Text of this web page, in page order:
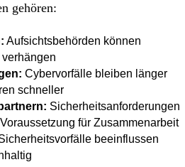
gehören:
Aufsichtsbehörden können
Cybervorfälle bleiben länger
schneller
Sicherheitsanforderungen
für Zusammenarbeit
beeinflussen